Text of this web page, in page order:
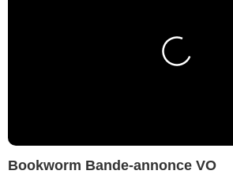
Bookworm Bande-annonce VO